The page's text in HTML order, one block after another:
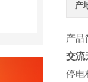
产
产品
交流
停电